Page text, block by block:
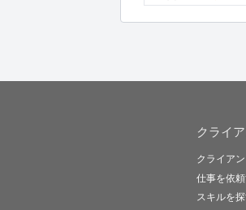
クライ
クライア
仕事を依
スキルを